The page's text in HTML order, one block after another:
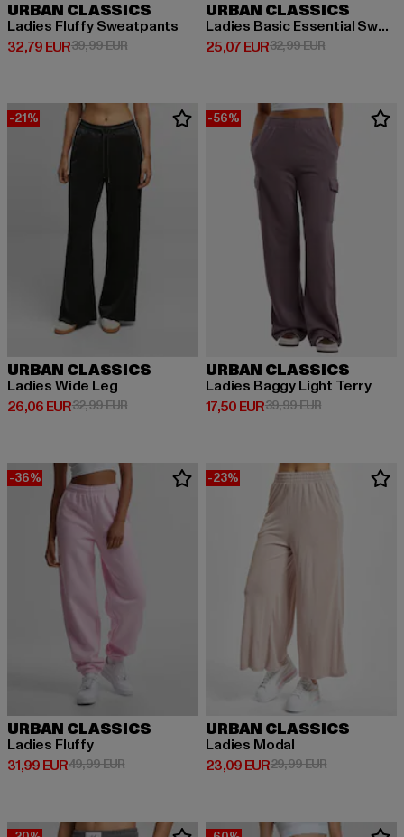
URBAN CLASSICS
Ladies Fluffy Sweatpants
32,79 EUR
Derzeitiger Preis: 32,79 EUR
39,99 EURAktionspreis: 39,99 EUR
URBAN CLASSICS
Ladies Basic Essential Sweatpants
25,07 EUR
Derzeitiger Preis: 25,07 EUR
32,99 EURAktionspreis:
-21%
URBAN CLASSICS
Ladies Wide Leg
26,06 EUR
Derzeitiger Preis: 26,06 EUR
32,99 EURAktionspreis: 32,99 EUR
-56%
URBAN CLASSICS
Ladies Baggy Light Terry
17,50 EUR
Derzeitiger Preis: 17,50 EUR
39,99 EURAktionspreis:
-36%
URBAN CLASSICS
Ladies Fluffy
31,99 EUR
Derzeitiger Preis: 31,99 EUR
49,99 EURAktionspreis: 49,99 EUR
-23%
URBAN CLASSICS
Ladies Modal
23,09 EUR
Derzeitiger Preis: 23,09 EUR
29,99 EURAktionspreis: